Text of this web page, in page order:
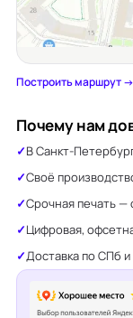
Построить маршрут →
Почему нам
В Санкт-
Своё
Срочная печать —
Цифровая,
Доставка по СПб и